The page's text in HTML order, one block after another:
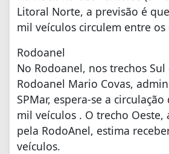
Litoral Norte, a previsão é
mil veículos circulem entre os
Rodoanel
No Rodoanel, nos trechos Sul
Rodoanel Mario Covas,
SPMar, espera-se a
mil veículos . O trecho
pela RodoAnel, estima
veículos.